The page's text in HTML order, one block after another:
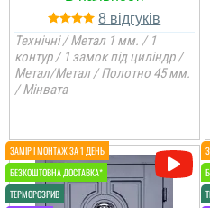
Аліна
Стільки передивились
варіантів вуличних
8
Технічні / Метал 1 мм. / 1
контур / 1 замок під циліндр /
Метал/Метал / Полотно 45 мм.
/ Мінвата